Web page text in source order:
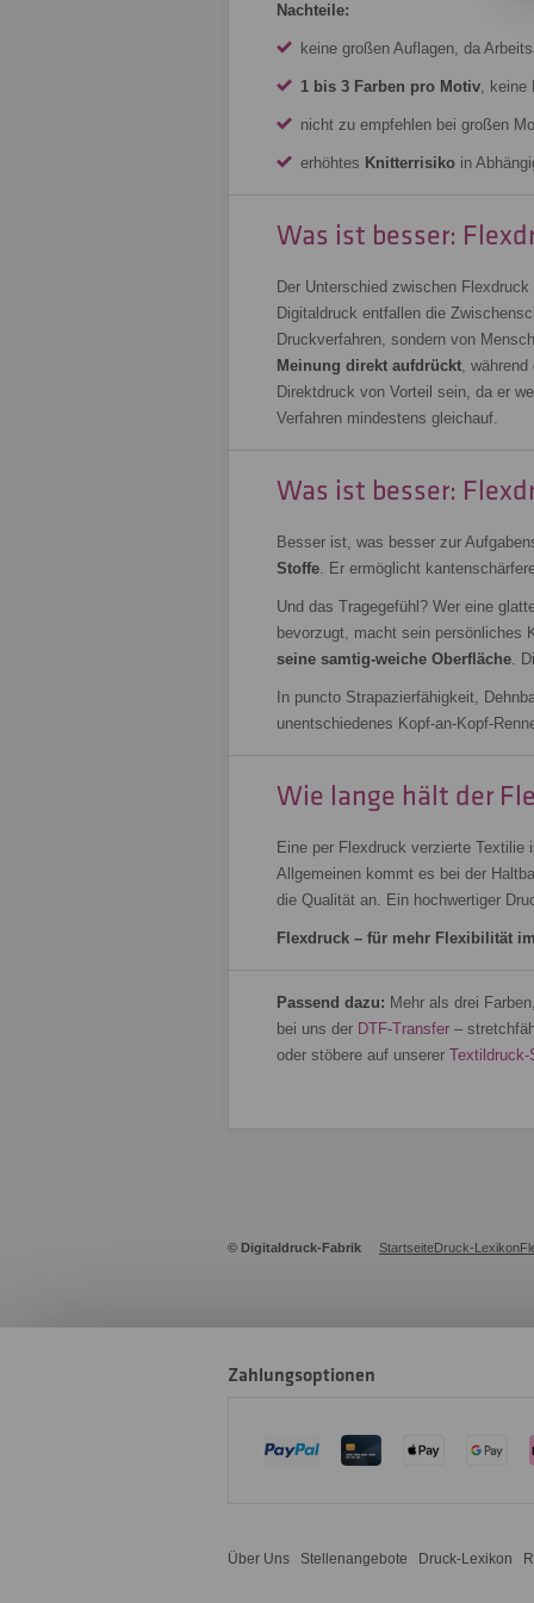
Nachteile:
keine großen Auflagen, da
1 bis 3 Farben pro Motiv, keine
nicht zu empfehlen bei großen
erhöhtes Knitterrisiko in
Was ist besser:
Der Unterschied zwischen
Digitaldruck entfallen die
Druckverfahren, sondern von
Meinung direkt aufdrückt,
Direktdruck von Vorteil sein, da er
Verfahren mindestens gleichauf.
Was ist besser:
Besser ist, was besser zur
Stoffe. Er ermöglicht
Und das Tragegefühl? Wer eine
bevorzugt, macht sein persönliches
seine samtig-weiche Oberfläche.
In puncto Strapazierfähigkeit,
unentschiedenes Kopf-an-Kopf-
Wie lange hält der
Eine per Flexdruck verzierte Textilie
Allgemeinen kommt es bei der
die Qualität an. Ein hochwertiger
Flexdruck – für mehr Flexibilität
Passend dazu: Mehr als drei
bei uns der DTF-Transfer –
oder stöbere auf unserer Textildruck-
© Digitaldruck-Fabrik StartseiteDruck-Lexikon
Zahlungsoptionen
Über Uns Stellenangebote Druck-Lexikon